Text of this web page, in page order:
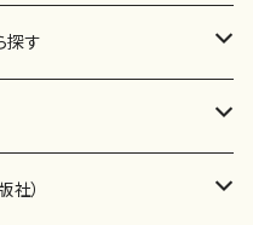
探す
）